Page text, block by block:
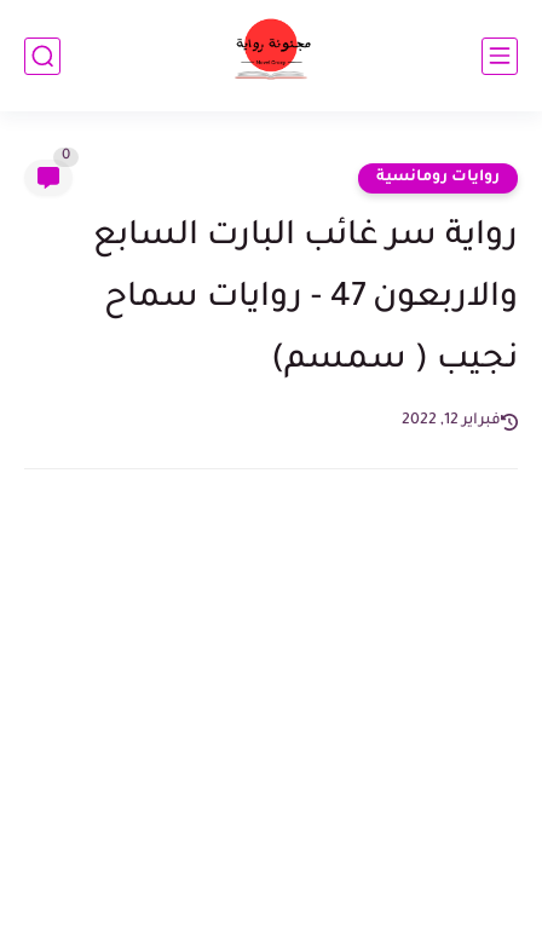
روايات رومانسية
0
رواية سر غائب البارت السابع
والاربعون 47 - روايات سماح
نجيب ( سمسم)
فبراير 12, 2022